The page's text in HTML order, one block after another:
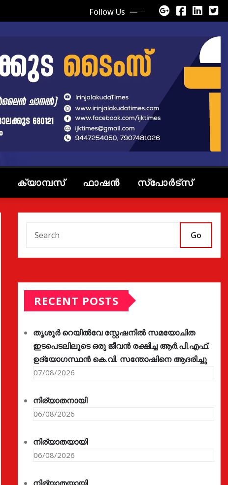
Follow Us
ക്യാമ്പസ് ഫാഷൻ സ്പോർട്സ്
Go
RECENT POSTS
തൃശൂർ റെയിൽവേ സ്റ്റേഷനിൽ സമയോചിത
ഇടപെടലിലൂടെ ഒരു ജീവൻ രക്ഷിച്ച ആർ.പി.എഫ്.
ഉദ്യോഗസ്ഥൻ കെ.വി. സന്തോഷിനെ ആദരിച്ചു
07/08/2026
നിര്യാതനായി
06/08/2026
നിര്യാതയായി
06/08/2026